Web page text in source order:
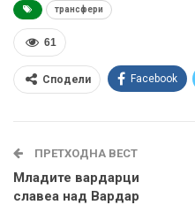
трансфери
61
Сподели Facebook
ПРЕТХОДНА ВЕСТ
Младите вардарци
славеа над Вардар